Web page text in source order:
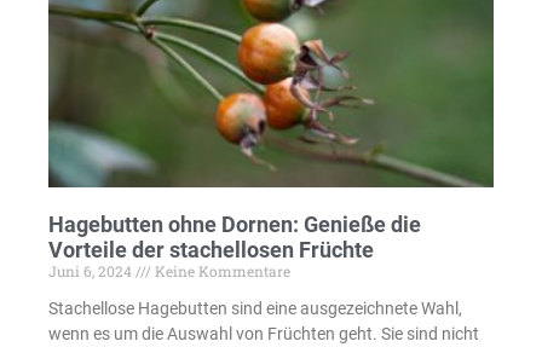
Hagebutten ohne Dornen: Genieße die
Vorteile der stachellosen Früchte
Juni 6, 2024
Keine Kommentare
Stachellose Hagebutten sind eine ausgezeichnete Wahl,
wenn es um die Auswahl von Früchten geht. Sie sind nicht